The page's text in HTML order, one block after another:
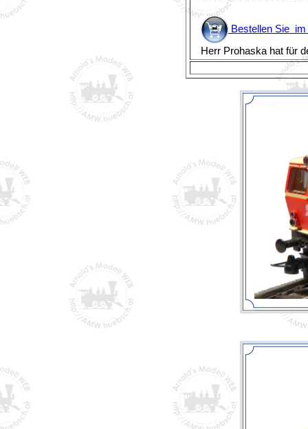
Bestellen Sie
Herr Prohaska hat für